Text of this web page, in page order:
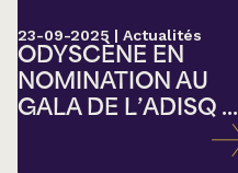
23-09-2025 | Actualités
ODYSCÈNE EN
NOMINATION AU
GALA DE L’ADISQ ...